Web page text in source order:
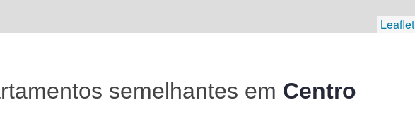
Leaflet
semelhantes em Centro